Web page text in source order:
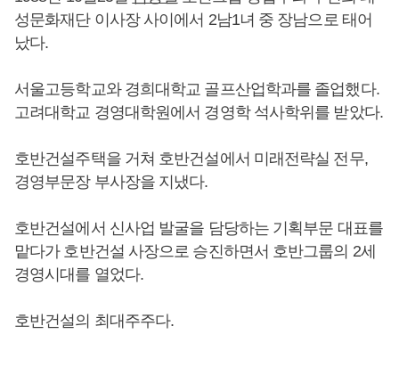
성문화재단 이사장 사이에서 2남1녀 중 장남으로 태어
났다.
서울고등학교와 경희대학교 골프산업학과를 졸업했다.
고려대학교 경영대학원에서 경영학 석사학위를 받았다.
호반건설주택을 거쳐 호반건설에서 미래전략실 전무,
경영부문장 부사장을 지냈다.
호반건설에서 신사업 발굴을 담당하는 기획부문 대표를
맡다가 호반건설 사장으로 승진하면서 호반그룹의 2세
경영시대를 열었다.
호반건설의 최대주주다.